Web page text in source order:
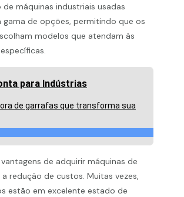
máquinas industriais usadas
gama de opções, permitindo que os
modelos que atendam às
para Indústrias
de garrafas que transforma sua
de adquirir máquinas de
redução de custos. Muitas vezes,
estão em excelente estado de